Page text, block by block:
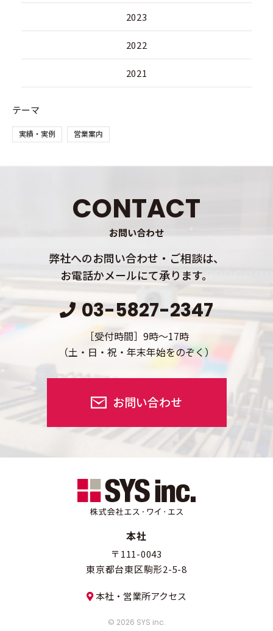
2023
2022
2021
テーマ
実績・実例 営業案内
CONTACT
お問い合わせ
弊社へのお問い合わせ・ご相談は、
お電話かメールにて承ります。
03-5827-2347
［受付時間］9時～17時
（土・日・祝・年末年始をのぞく）
お問い合わせ
本社
〒111-0043
東京都台東区駒形2-5-8
本社・営業所アクセス
© 2026 SYS inc.